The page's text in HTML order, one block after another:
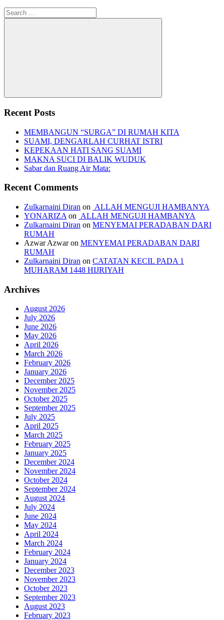
Search
for:
Search
Recent Posts
MEMBANGUN “SURGA” DI RUMAH KITA
SUAMI, DENGARLAH CURHAT ISTRI
KEPEKAAN HATI SANG SUAMI
MAKNA SUCI DI BALIK WUDUK
Sabar dan Ruang Air Mata:
Recent Comments
Zulkarnaini Diran on ALLAH MENGUJI HAMBANYA
YONARIZA on ALLAH MENGUJI HAMBANYA
Zulkarnaini Diran on MENYEMAI PERADABAN DARI
RUMAH
Azwar Azwaron MENYEMAI PERADABAN DARI
RUMAH
Zulkarnaini Diran on CATATAN KECIL PADA 1
MUHARAM 1448 HIJRIYAH
Archives
August 2026
July 2026
June 2026
May 2026
April 2026
March 2026
February 2026
January 2026
December 2025
November 2025
October 2025
September 2025
July 2025
April 2025
March 2025
February 2025
January 2025
December 2024
November 2024
October 2024
September 2024
August 2024
July 2024
June 2024
May 2024
April 2024
March 2024
February 2024
January 2024
December 2023
November 2023
October 2023
September 2023
August 2023
February 2023